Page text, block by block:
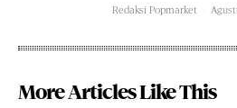
Redaksi Popmarket
More Articles Like This